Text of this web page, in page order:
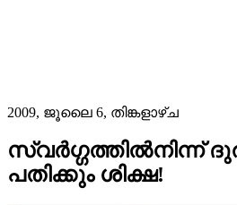
2009, ജൂലൈ 6, തിങ്കളാഴ്‌ച
സ്വർഗ്ഗത്തിൽനിന്ന്
പതിക്കും ശിക്ഷ!